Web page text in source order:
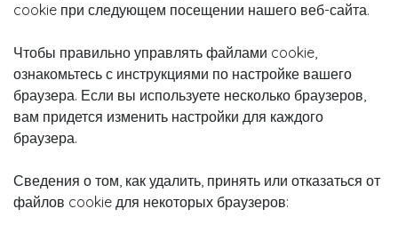
cookie при следующем посещении нашего веб-сайта.
Чтобы правильно управлять файлами cookie,
ознакомьтесь с инструкциями по настройке вашего
браузера. Если вы используете несколько браузеров,
вам придется изменить настройки для каждого
браузера.
Сведения о том, как удалить, принять или отказаться от
файлов cookie для некоторых браузеров: